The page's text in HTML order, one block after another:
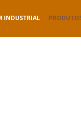
INDUSTRIAL